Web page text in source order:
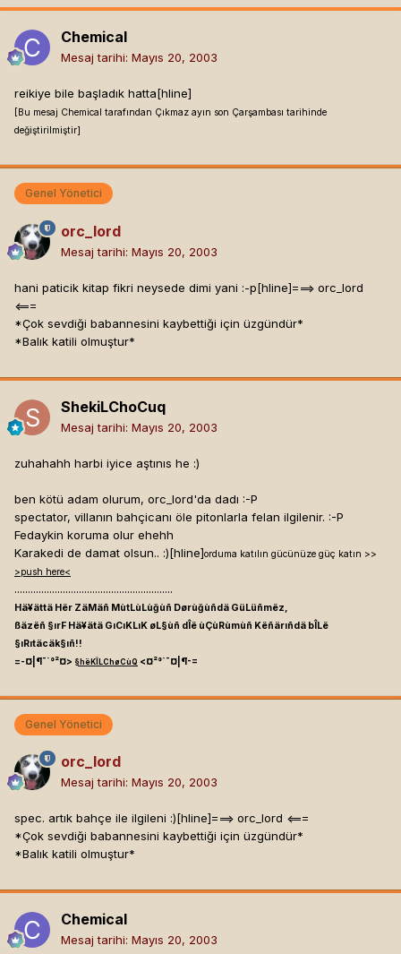
Chemical
Mesaj tarihi: Mayıs 20, 2003
reikiye bile başladık hatta[hline]
[Bu mesaj Chemical tarafından Çıkmaz ayın son Çarşambası tarihinde
değiştirilmiştir]
Genel Yönetici
orc_lord
Mesaj tarihi: Mayıs 20, 2003
hani paticik kitap fikri neysede dimi yani :-p[hline]===> orc_lord
<===
*Çok sevdiği babannesini kaybettiği için üzgündür*
*Balık katili olmuştur*
ShekiLChoCuq
Mesaj tarihi: Mayıs 20, 2003
zuhahahh harbi iyice aştınıs he :)
ben kötü adam olurum, orc_lord'da dadı :-P
spectator, villanın bahçicanı öle pitonlarla felan ilgilenir. :-P
Fedaykin koruma olur ehehh
Karakedi de damat olsun.. :)[hline]orduma katılın gücünüze güç katın >>
>push here<
...........................................................
Hä¥ättä Hër ZäMäñ MùtLùLùğùñ Dørùğùñdä GüLüñmëz,
ßäzëñ §ırF Hä¥ätä GıCıKLıK øL§ùñ dÎë ùÇùRùmùñ Këñärıñdä bÎLë
§ıRıtäcäk§ıñ!!
=-¤|¶¯`°²¤> §hëKÎLChøCùQ <¤²°`¯¤|¶-=
Genel Yönetici
orc_lord
Mesaj tarihi: Mayıs 20, 2003
spec. artık bahçe ile ilgileni :)[hline]===> orc_lord <===
*Çok sevdiği babannesini kaybettiği için üzgündür*
*Balık katili olmuştur*
Chemical
Mesaj tarihi: Mayıs 20, 2003